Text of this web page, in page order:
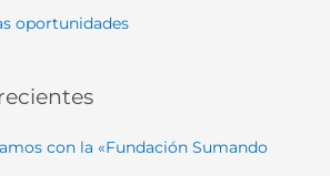
oportunidades
con la «Fundación Sumando